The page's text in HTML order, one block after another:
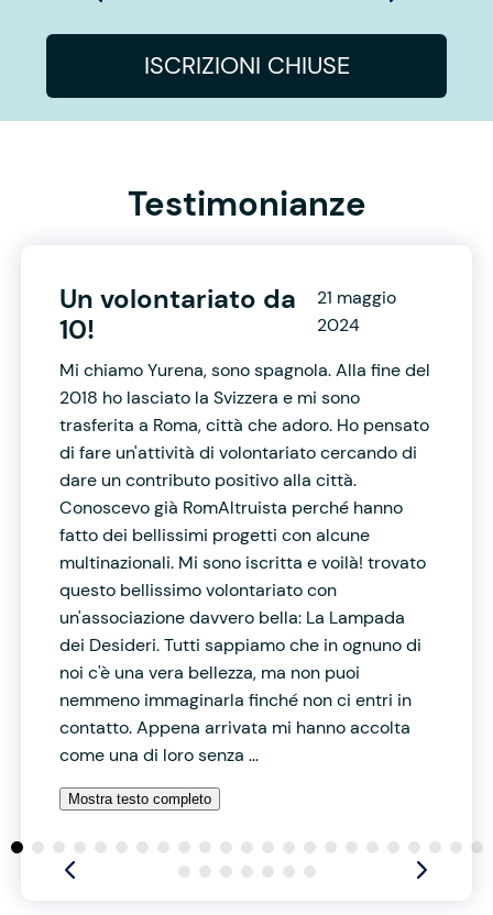
ISCRIZIONI CHIUSE
Testimonianze
Un volontariato da
10!
21 maggio
2024
Mi chiamo Yurena, sono spagnola. Alla fine del
2018 ho lasciato la Svizzera e mi sono
trasferita a Roma, città che adoro. Ho pensato
di fare un'attività di volontariato cercando di
dare un contributo positivo alla città.
Conoscevo già RomAltruista perché hanno
fatto dei bellissimi progetti con alcune
multinazionali. Mi sono iscritta e voilà! trovato
questo bellissimo volontariato con
un'associazione davvero bella: La Lampada
dei Desideri. Tutti sappiamo che in ognuno di
noi c'è una vera bellezza, ma non puoi
nemmeno immaginarla finché non ci entri in
contatto. Appena arrivata mi hanno accolta
come una di loro senza ...
Mostra testo completo